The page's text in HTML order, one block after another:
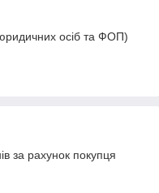
осіб та ФОП)
за рахунок покупця